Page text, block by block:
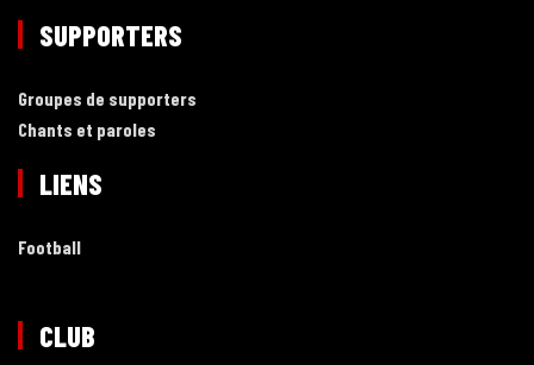
SUPPORTERS
Groupes de supporters
Chants et paroles
LIENS
Football
CLUB